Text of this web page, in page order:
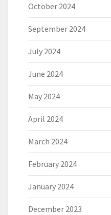
October 2024
September 2024
July 2024
June 2024
May 2024
April 2024
March 2024
February 2024
January 2024
December 2023